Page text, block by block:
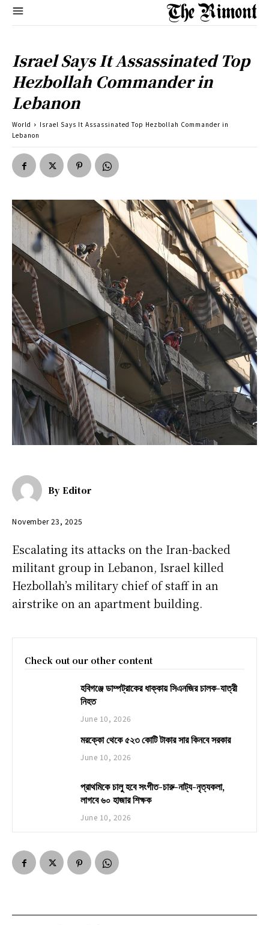
Israel Says It Assassinated Top
Hezbollah Commander in
Lebanon
World
Israel Says It Assassinated Top Hezbollah Commander in
Lebanon
By Editor
November 23, 2025
Escalating its attacks on the Iran-backed
militant group in Lebanon, Israel killed
Hezbollah’s military chief of staff in an
airstrike on an apartment building.
Check out our other content
হবিগঞ্জে ডাম্পট্রাকের ধাক্কায় সিএনজির চালক-যাত্রী
নিহত
June 10, 2026
মরক্কো থেকে ৫২৩ কোটি টাকার সার কিনবে সরকার
June 10, 2026
প্রাথমিকে চালু হবে সংগীত-চারু-নাট্য-নৃত্যকলা,
লাগবে ৬০ হাজার শিক্ষক
June 10, 2026